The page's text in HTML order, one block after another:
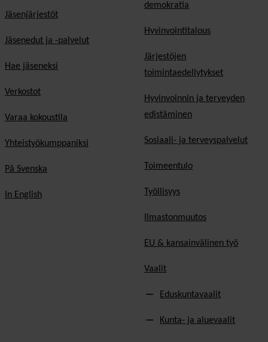
Jäsenjärjestöt
Jäsenedut ja -palvelut
Hae jäseneksi
Verkostot
Varaa kokoustila
Yhteistyökumppaniksi
På Svenska
In English
demokratia
Hyvinvointitalous
Järjestöjen
toimintaedellytykset
Hyvinvoinnin ja terveyden
edistäminen
Sosiaali- ja terveyspalvelut
Toimeentulo
Työllisyys
Ilmastonmuutos
EU & kansainvälinen työ
Vaalit
Eduskuntavaalit
Kunta- ja aluevaalit